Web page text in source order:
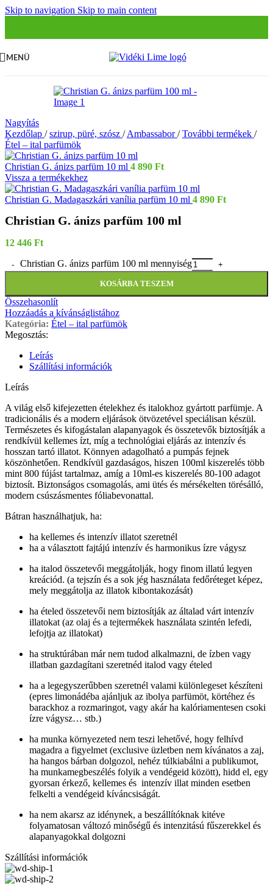
Skip to navigation Skip to main content
MENÜ
Nagyítás
Kezdőlap / szirup, püré, szósz / Ambassabor/ További termékek /
Étel – ital parfümök
Christian G. ánizs parfüm 10 ml 4 890 Ft
Vissza a termékekhez
Christian G. Madagaszkári vanília parfüm 10 ml 4 890 Ft
Christian G. ánizs parfüm 100 ml
12 446 Ft
Christian G. ánizs parfüm 100 ml mennyiség
KOSÁRBA TESZEM
Összehasonlít
Hozzáadás a kívánságlistához
Kategória: Étel – ital parfümök
Megosztás:
Leírás
Szállítási információk
Leírás
A világ első kifejezetten ételekhez és italokhoz gyártott parfümje. A
tradicionális és a modern eljárások ötvözetével speciálisan készül.
Természetes és kifogástalan alapanyagok és összetevők biztosítják a
rendkívül kellemes ízt, míg a technológiai eljárás az intenzív és
hosszan tartó illatot. Könnyen adagolható a pumpás fejnek
köszönhetően. Rendkívül gazdaságos, hiszen 100ml kiszerelés több
mint 800 fújást tartalmaz, amíg a 10ml-es kiszerelés 80-100 adagot
biztosít. Biztonságos csomagolás, ami ütés és mérsékelten törésálló,
modern csúszásmentes fóliabevonattal.
Bátran használhatjuk, ha:
ha kellemes és intenzív illatot szeretnél
ha a választott fajtájú intenzív és harmonikus ízre vágysz
ha italod összetevői meggátolják, hogy finom illatú legyen
kreációd. (a tejszín és a sok jég használata fedőréteget képez,
mely meggátolja az illatok kibontakozását)
ha ételed összetevői nem biztosítják az általad várt intenzív
illatokat (az olaj és a tejtermékek használata szintén lefedi,
lefojtja az illatokat)
ha struktúrában már nem tudod alkalmazni, de ízben vagy
illatban gazdagítani szeretnéd italod vagy ételed
ha a legegyszerűbben szeretnél valami különlegeset készíteni
(epres limonádéba ajánljuk az ibolya parfümöt, körtéhez és
barackhoz a rozmaringot, vagy akár ha kalóriamentesen csoki
ízre vágysz… stb.)
ha munka környezeted nem teszi lehetővé, hogy felhívd
magadra a figyelmet (exclusive üzletben nem kívánatos a zaj,
ha hangos bárban dolgozol, nehéz túlkiabálni a publikumot,
ha munkamegbeszélés folyik a vendégeid között), hidd el, egy
gyorsan érkező, kellemes és intenzív illat minden esetben
felkelti a vendégeid kíváncsiságát.
ha nem akarsz az idénynek, a beszállítóknak kitéve
folyamatosan változó minőségű és intenzitású fűszerekkel és
alapanyagokkal dolgozni
Szállítási információk